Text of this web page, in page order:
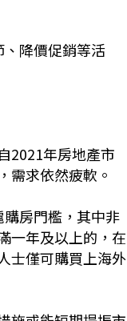
降價促銷等活
2021年房地產市
需求依然疲軟。
房門檻，其中非
一年及以上的，在
士僅可購買上海外